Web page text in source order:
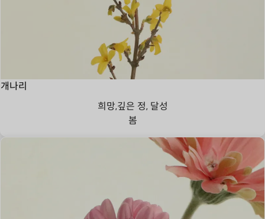
개나리
희망,깊은 정, 달성
봄